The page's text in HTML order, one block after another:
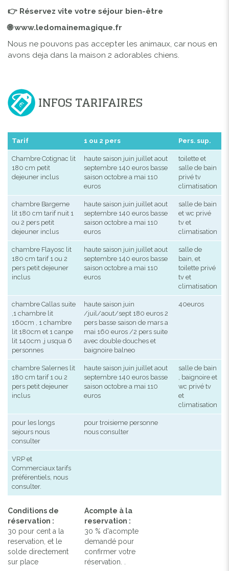
👉 Réservez vite votre séjour bien-être
🌐 www.ledomainemagique.fr
Nous ne pouvons pas accepter les animaux, car nous en
avons deja dans la maison 2 adorables chiens.
INFOS TARIFAIRES
Tarif 1 ou 2 pers Pers. sup.
Chambre Cotignac lit
180 cm petit
dejeuner inclus
haute saison juin juillet aout
septembre 140 euros basse
saison octobre a mai 110
euros
toilette et
salle de bain
privé tv
climatisation
chambre Bargeme
lit 180 cm tarif nuit 1
ou 2 pers petit
dejeuner inclus
haute saison juin juillet aout
septembre 140 euros basse
saison octobre a mai 110
euros
salle de bain
et wc privé
tv et
climatisation
chambre Flayosc lit
180 cm tarif 1 ou 2
pers petit dejeuner
inclus
haute saison juin juillet aout
septembre 140 euros basse
saison octobre a mai 110
euros
salle de
bain, et
toilette privé
tv et
climatisation
chambre Callas suite
,1 chambre lit
160cm , 1 chambre
lit 180cm et 1 canpe
lit 140cm ,j usqua 6
personnes
haute saison juin
/juil/aout/sept 180 euros 2
pers basse saison de mars a
mai 160 euros /2 pers suite
avec double douches et
baignoire balneo
40euros
chambre Salernes lit
180 cm tarif 1 ou 2
pers petit dejeuner
inclus
haute saison juin juillet aout
septembre 140 euros basse
saison octobre a mai 110
euros
salle de bain
, baignoire et
wc privé tv
et
climatisation
pour les longs
sejours nous
consulter
pour troisieme personne
nous consulter
VRP et
Commerciaux tarifs
préférentiels, nous
consulter.
Conditions de
réservation :
30 pour cent a la
reservation, et le
solde directement
sur place
Acompte à la
reservation :
30 % d'acompte
demandé pour
confirmer votre
réservation. .